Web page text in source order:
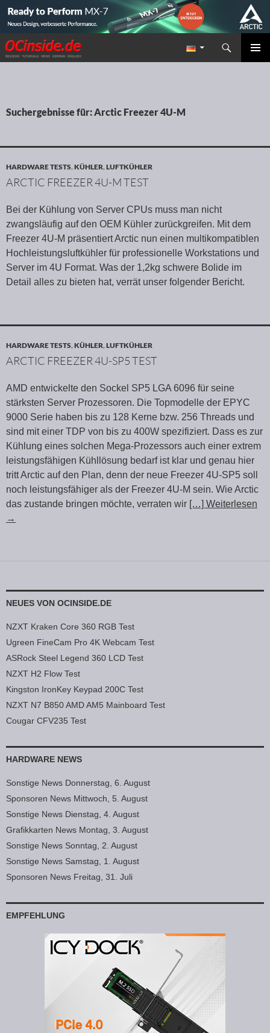
Redaktion ocinside.de PC Hardware Portal
Suchen
ZUM INHALT SPRINGEN
Suchergebnisse für: Arctic Freezer 4U-M
HARDWARE TESTS,KÜHLER,LUFTKÜHLER
ARCTIC FREEZER 4U-M TEST
Bei der Kühlung von Server CPUs muss man nicht
zwangsläufig auf den OEM Kühler zurückgreifen. Mit dem
Freezer 4U-M präsentiert Arctic nun einen multikompatiblen
Hochleistungsluftkühler für professionelle Workstations und
Server im 4U Format. Was der 1,2kg schwere Bolide im
Detail alles zu bieten hat, verrät unser folgender Bericht.
HARDWARE TESTS,KÜHLER,LUFTKÜHLER
ARCTIC FREEZER 4U-SP5 TEST
AMD entwickelte den Sockel SP5 LGA 6096 für seine
stärksten Server Prozessoren. Die Topmodelle der EPYC
9000 Serie haben bis zu 128 Kerne bzw. 256 Threads und
sind mit einer TDP von bis zu 400W spezifiziert. Dass es zur
Kühlung eines solchen Mega-Prozessors auch einer extrem
leistungsfähigen Kühllösung bedarf ist klar und genau hier
tritt Arctic auf den Plan, denn der neue Freezer 4U-SP5 soll
noch leistungsfähiger als der Freezer 4U-M sein. Wie Arctic
das zustande bringen möchte, verraten wir […] Weiterlesen
→
NEUES VON OCINSIDE.DE
NZXT Kraken Core 360 RGB Test
Ugreen FineCam Pro 4K Webcam Test
ASRock Steel Legend 360 LCD Test
NZXT H2 Flow Test
Kingston IronKey Keypad 200C Test
NZXT N7 B850 AMD AM5 Mainboard Test
Cougar CFV235 Test
HARDWARE NEWS
Sonstige News Donnerstag, 6. August
Sponsoren News Mittwoch, 5. August
Sonstige News Dienstag, 4. August
Grafikkarten News Montag, 3. August
Sonstige News Sonntag, 2. August
Sonstige News Samstag, 1. August
Sponsoren News Freitag, 31. Juli
EMPFEHLUNG